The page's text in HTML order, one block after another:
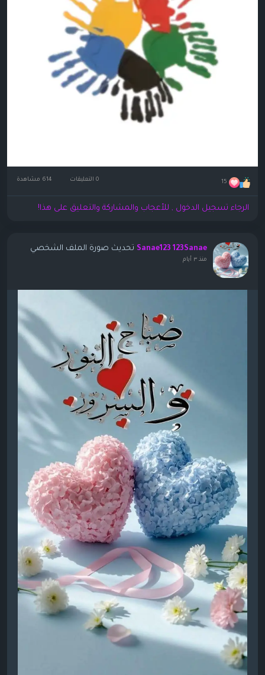
15 0 التعليقات
الرجاء تسجيل الدخول , للأعجاب والمشاركة والتعليق على هذا!
Sanae123 123Sanae تحديث صورة الملف الشخصي
منذ ٣ أيام